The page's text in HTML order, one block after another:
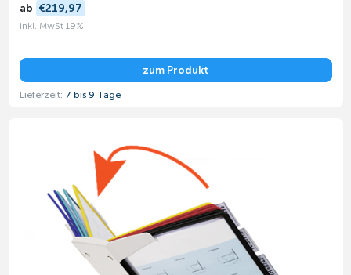
ab €219,97
inkl. MwSt 19%
zum Produkt
Lieferzeit: 7 bis 9 Tage